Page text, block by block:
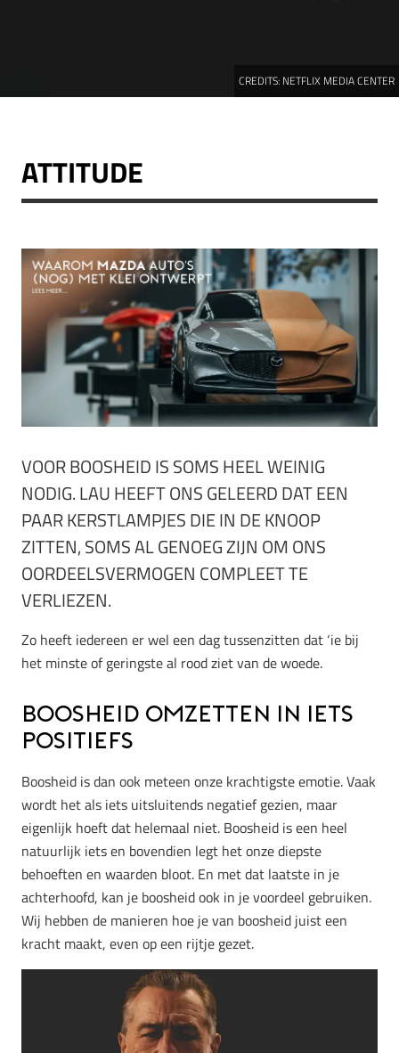
CREDITS: NETFLIX MEDIA CENTER
ATTITUDE
VOOR BOOSHEID IS SOMS HEEL WEINIG
NODIG. LAU HEEFT ONS GELEERD DAT EEN
PAAR KERSTLAMPJES DIE IN DE KNOOP
ZITTEN, SOMS AL GENOEG ZIJN OM ONS
OORDEELSVERMOGEN COMPLEET TE
VERLIEZEN.
Zo heeft iedereen er wel een dag tussenzitten dat ‘ie bij
het minste of geringste al rood ziet van de woede.
Boosheid omzetten in iets
positiefs
Boosheid is dan ook meteen onze krachtigste emotie. Vaak
wordt het als iets uitsluitends negatief gezien, maar
eigenlijk hoeft dat helemaal niet. Boosheid is een heel
natuurlijk iets en bovendien legt het onze diepste
behoeften en waarden bloot. En met dat laatste in je
achterhoofd, kan je boosheid ook in je voordeel gebruiken.
Wij hebben de manieren hoe je van boosheid juist een
kracht maakt, even op een rijtje gezet.